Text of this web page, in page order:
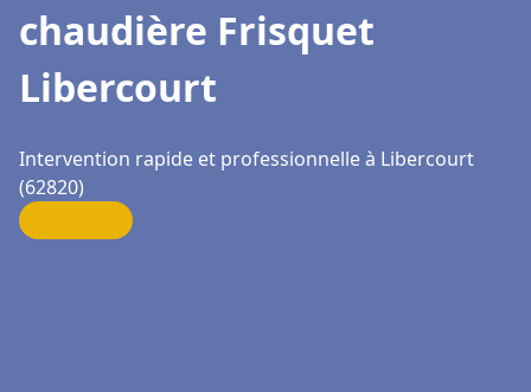
chaudière Frisquet
Libercourt
Intervention rapide et professionnelle à Libercourt
(62820)